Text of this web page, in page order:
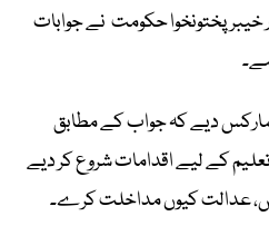
حکومت نے جوابات
دیے کہ جواب کے مطابق
کے لیے اقدامات شروع کر دیے
عدالت کیوں مداخلت کرے۔